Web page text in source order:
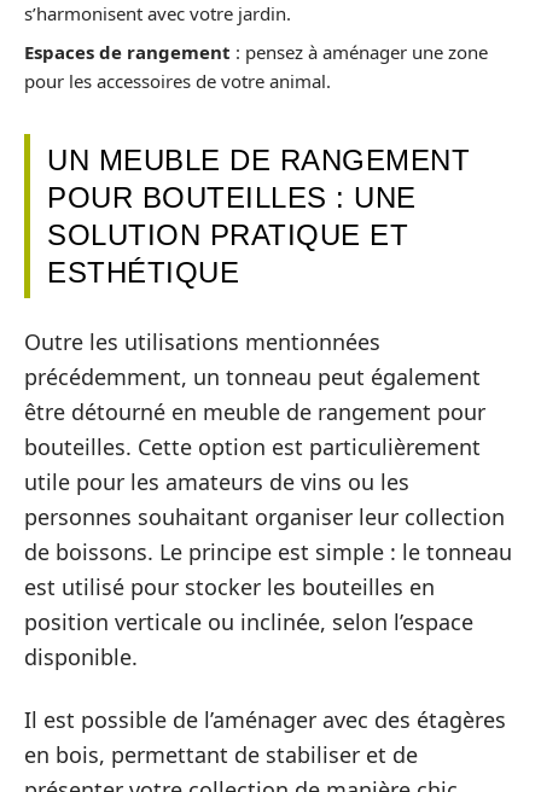
s’harmonisent avec votre jardin.
Espaces de rangement : pensez à aménager une zone
pour les accessoires de votre animal.
UN MEUBLE DE RANGEMENT
POUR BOUTEILLES : UNE
SOLUTION PRATIQUE ET
ESTHÉTIQUE
Outre les utilisations mentionnées
précédemment, un tonneau peut également
être détourné en meuble de rangement pour
bouteilles. Cette option est particulièrement
utile pour les amateurs de vins ou les
personnes souhaitant organiser leur collection
de boissons. Le principe est simple : le tonneau
est utilisé pour stocker les bouteilles en
position verticale ou inclinée, selon l’espace
disponible.
Il est possible de l’aménager avec des étagères
en bois, permettant de stabiliser et de